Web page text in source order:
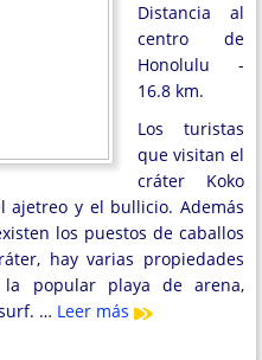
Distancia al
centro de
Honolulu -
16.8 km.
Los turistas
que visitan el
cráter Koko
ajetreo y el bullicio. Además
los puestos de caballos
hay varias propiedades
la popular playa de arena,
… Leer más